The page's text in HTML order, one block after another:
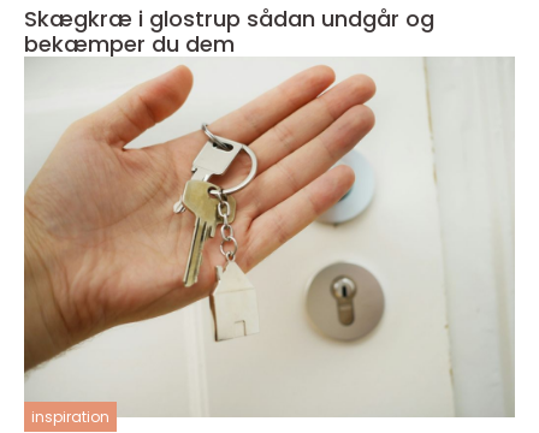
Skægkræ i glostrup sådan undgår og
bekæmper du dem
inspiration